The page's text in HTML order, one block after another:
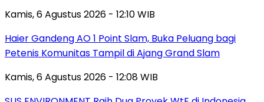
Kamis, 6 Agustus 2026 - 12:10 WIB
Haier Gandeng AO 1 Point Slam, Buka Peluang bagi
Petenis Komunitas Tampil di Ajang Grand Slam
Kamis, 6 Agustus 2026 - 12:08 WIB